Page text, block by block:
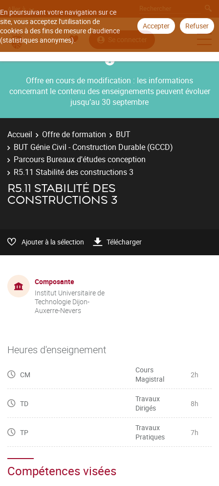
En poursuivant votre navigation sur ce
site, vous acceptez l'utilisation de
cookies à des fins de mesure d'audience
(statistiques anonymes).
Accepter Refuser
Aller à
Se connecter
Offre en cours de modification : les informations
concernant le contenu des enseignements peuvent évoluer
jusqu’au 30 septembre
Accueil Offre de formation
BUT
BUT Génie Civil - Construction Durable (GCCD)
Parcours Bureaux d'études conception
R5.11 Stabilité des constructions 3
R5.11 STABILITÉ DES
CONSTRUCTIONS 3
Ajouter à la sélection Télécharger
Composante
Institut Universitaire de
Technologie Dijon-
Auxerre-Nevers
Heures d'enseignement
CM
Cours
Magistral
2h
TD
Travaux
Dirigés
8h
TP
Travaux
Pratiques
7h
Compétences visées